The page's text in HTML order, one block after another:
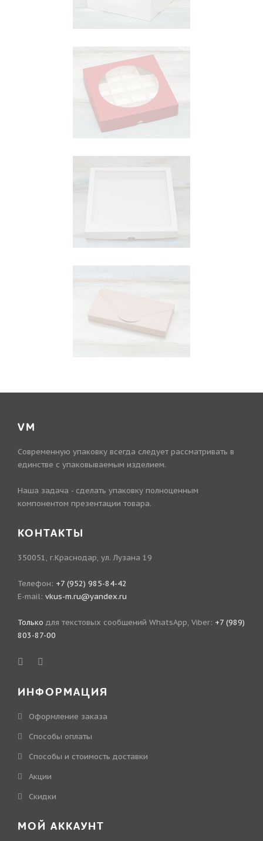
VM
Современную упаковку всегда следует рассматривать в
единстве с упаковываемым изделием.
Наша задача - сделать упаковку полноценным
компонентом презентации товара.
КОНТАКТЫ
350051, г.Краснодар, ул. Лузана 19
Телефон: +7 (952) 985-84-42
E-mail: vkus-m.ru@yandex.ru
Только для текстовых сообщений WhatsApp, Viber: +7 (989)
803-87-00
ИНФОРМАЦИЯ
Оформление заказа
Способы оплаты
Способы и стоимость доставки
Акции
Скидки
МОЙ АККАУНТ